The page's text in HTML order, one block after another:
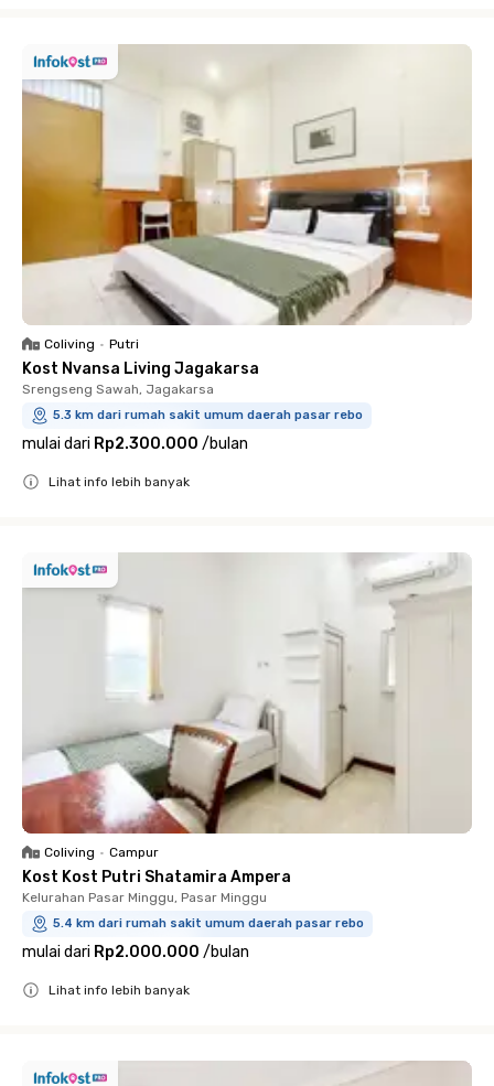
Coliving • Putri
Kost Nvansa Living Jagakarsa
Srengseng Sawah, Jagakarsa
5.3 km dari rumah sakit umum daerah pasar rebo
mulai dari Rp2.300.000 /bulan
Lihat info lebih banyak
Coliving • Campur
Kost Kost Putri Shatamira Ampera
Kelurahan Pasar Minggu, Pasar Minggu
5.4 km dari rumah sakit umum daerah pasar rebo
mulai dari Rp2.000.000 /bulan
Lihat info lebih banyak